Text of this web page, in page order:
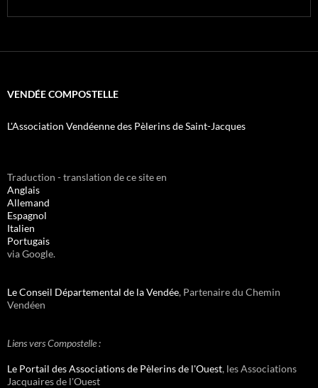
VENDÉE COMPOSTELLE
L'Association Vendéenne des Pèlerins de Saint-Jacques
Traduction - translation de ce site en
Anglais
Allemand
Espagnol
Italien
Portugais
via Google.
Le Conseil Départemental de la Vendée, Partenaire du Chemin
Vendéen
Liens vers Compostelle :
Le Portail des Associations de Pèlerins de l'Ouest, les Associations
Jacquaires de l'Ouest